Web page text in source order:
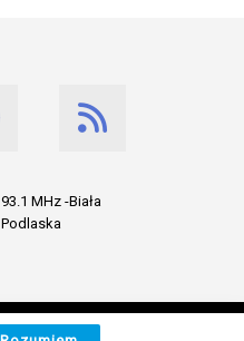
93.1 MHz -Biała
Podlaska